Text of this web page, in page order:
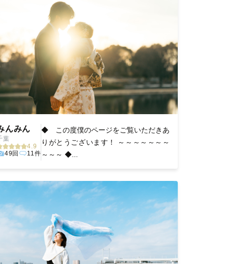
んみん
葉
4.9
49回
11件
◆ この度僕のページをご覧いただきあ
りがとうございます！ ～～～～～～～
～～～ ◆...